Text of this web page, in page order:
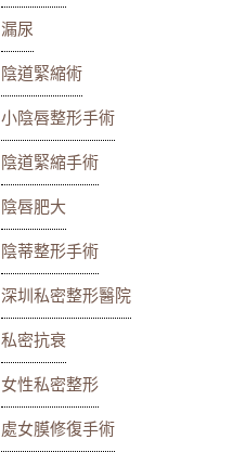
漏尿
陰道緊縮術
小陰唇整形手術
陰道緊縮手術
陰唇肥大
陰蒂整形手術
深圳私密整形醫院
私密抗衰
女性私密整形
處女膜修復手術